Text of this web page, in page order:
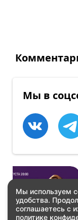
Мы используем
удобства.
соглашаетесь с
политике
Мы в
КОНЦЕРТЫ
HOLBON! ERGI:R